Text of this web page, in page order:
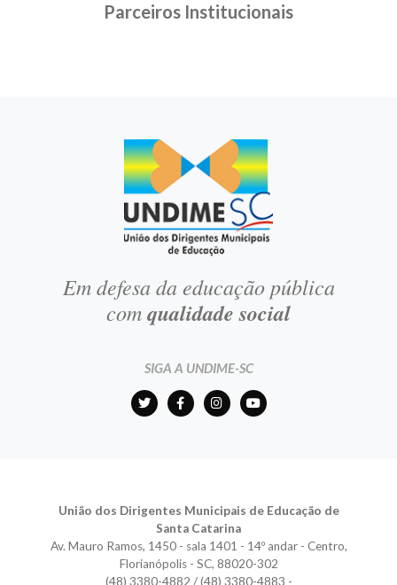
Parceiros Institucionais
Em defesa da educação pública
comqualidade social
SIGA A UNDIME-SC
União dos Dirigentes Municipais de Educação de
Santa Catarina
Av. Mauro Ramos, 1450 - sala 1401 - 14º andar - Centro,
Florianópolis - SC, 88020-302
(48) 3380-4882 / (48) 3380-4883 -